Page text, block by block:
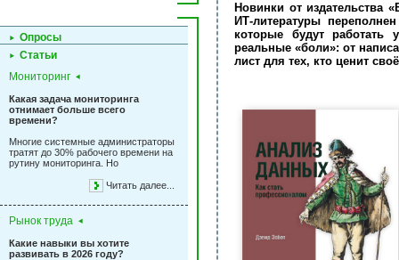
Опросы
Статьи
Мониторинг
Какая задача мониторинга
отнимает больше всего
времени?
Многие системные администраторы
тратят до 30% рабочего времени на
рутину мониторинга. Но
Читать далее...
Рынок труда
Какие навыки вы хотите
развивать в 2026 году?
Новинки от издательства
ИТ-литературы
которые будут работать
реальные «боли»: от
лист для тех, кто ценит